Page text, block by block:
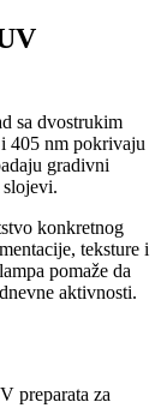
sa dvostrukim
405 nm pokrivaju
gradivni
konkretnog
teksture i
pomaže da
aktivnosti.
preparata za